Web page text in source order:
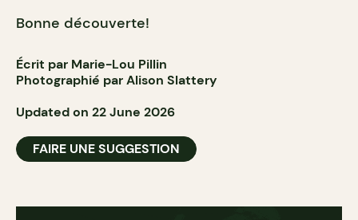
Bonne découverte!
Écrit par Marie-Lou Pillin
Photographié par Alison Slattery
Updated on 22 June 2026
FAIRE UNE SUGGESTION